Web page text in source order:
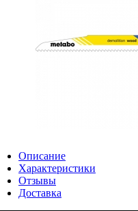
Описание
Характеристики
Отзывы
Доставка